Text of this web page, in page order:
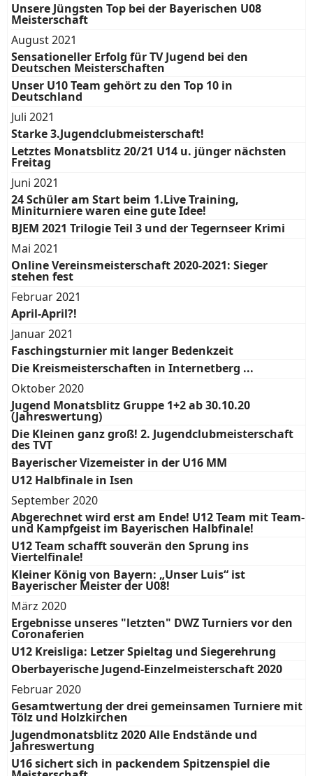
Unsere Jüngsten Top bei der Bayerischen U08
Meisterschaft
August 2021
Sensationeller Erfolg für TV Jugend bei den
Deutschen Meisterschaften
Unser U10 Team gehört zu den Top 10 in
Deutschland
Juli 2021
Starke 3.Jugendclubmeisterschaft!
Letztes Monatsblitz 20/21 U14 u. jünger nächsten
Freitag
Juni 2021
24 Schüler am Start beim 1.Live Training,
Miniturniere waren eine gute Idee!
BJEM 2021 Trilogie Teil 3 und der Tegernseer Krimi
Mai 2021
Online Vereinsmeisterschaft 2020-2021: Sieger
stehen fest
Februar 2021
April-April?!
Januar 2021
Faschingsturnier mit langer Bedenkzeit
Die Kreismeisterschaften in Internetberg ...
Oktober 2020
Jugend Monatsblitz Gruppe 1+2 ab 30.10.20
(Jahreswertung)
Die Kleinen ganz groß! 2. Jugendclubmeisterschaft
des TVT
Bayerischer Vizemeister in der U16 MM
U12 Halbfinale in Isen
September 2020
Abgerechnet wird erst am Ende! U12 Team mit Team-
und Kampfgeist im Bayerischen Halbfinale!
U12 Team schafft souverän den Sprung ins
Viertelfinale!
Kleiner König von Bayern: „Unser Luis“ ist
Bayerischer Meister der U08!
März 2020
Ergebnisse unseres "letzten" DWZ Turniers vor den
Coronaferien
U12 Kreisliga: Letzer Spieltag und Siegerehrung
Oberbayerische Jugend-Einzelmeisterschaft 2020
Februar 2020
Gesamtwertung der drei gemeinsamen Turniere mit
Tölz und Holzkirchen
Jugendmonatsblitz 2020 Alle Endstände und
Jahreswertung
U16 sichert sich in packendem Spitzenspiel die